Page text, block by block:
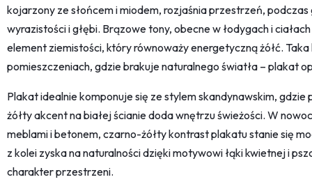
kojarzony ze słońcem i miodem, rozjaśnia przestrzeń,
wyrazistości i głębi. Brązowe tony, obecne w łodygach i
element ziemistości, który równoważy energetyczną żółć.
pomieszczeniach, gdzie brakuje naturalnego światła – plakat
Plakat idealnie komponuje się ze stylem skandynawskim,
żółty akcent na białej ścianie doda wnętrzu świeżości. W
meblami i betonem, czarno-żółty kontrast plakatu stanie się
z kolei zyska na naturalności dzięki motywowi łąki kwietnej i
charakter przestrzeni.